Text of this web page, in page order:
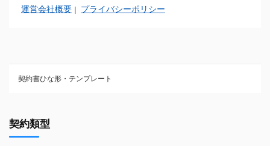
運営会社概要 ｜ プライバシーポリシー
契約書ひな形・テンプレート
NDA（秘密保持契約）
契約類型